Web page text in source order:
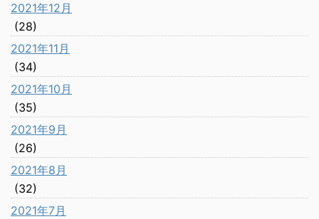
2021年12月
(28)
2021年11月
(34)
2021年10月
(35)
2021年9月
(26)
2021年8月
(32)
2021年7月